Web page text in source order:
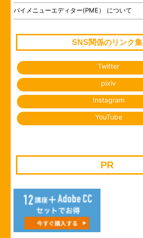
パイメニューエディター(PME） について
SNS関係のリンク集
Twitter
pixiv
Instagram
YouTube
PR